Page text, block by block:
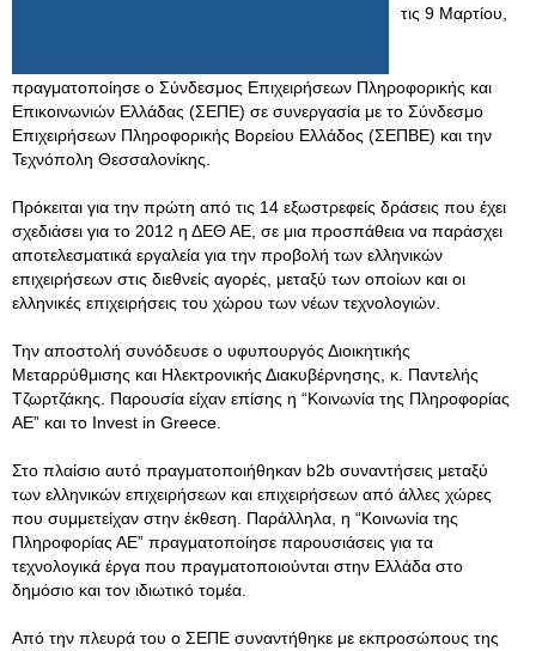
τις 9 Μαρτίου,
πραγματοποίησε ο Σύνδεσμος Επιχειρήσεων Πληροφορικής και
Επικοινωνιών Ελλάδας (ΣΕΠΕ) σε συνεργασία με το Σύνδεσμο
Επιχειρήσεων Πληροφορικής Βορείου Ελλάδος (ΣΕΠΒΕ) και την
Τεχνόπολη Θεσσαλονίκης.
Πρόκειται για την πρώτη από τις 14 εξωστρεφείς δράσεις που έχει
σχεδιάσει για το 2012 η ΔΕΘ ΑΕ, σε μια προσπάθεια να παράσχει
αποτελεσματικά εργαλεία για την προβολή των ελληνικών
επιχειρήσεων στις διεθνείς αγορές, μεταξύ των οποίων και οι
ελληνικές επιχειρήσεις του χώρου των νέων τεχνολογιών.
Την αποστολή συνόδευσε ο υφυπουργός Διοικητικής
Μεταρρύθμισης και Ηλεκτρονικής Διακυβέρνησης, κ. Παντελής
Τζωρτζάκης. Παρουσία είχαν επίσης η “Κοινωνία της Πληροφορίας
ΑΕ” και το Invest in Greece.
Στο πλαίσιο αυτό πραγματοποιήθηκαν b2b συναντήσεις μεταξύ
των ελληνικών επιχειρήσεων και επιχειρήσεων από άλλες χώρες
που συμμετείχαν στην έκθεση. Παράλληλα, η “Κοινωνία της
Πληροφορίας ΑΕ” πραγματοποίησε παρουσιάσεις για τα
τεχνολογικά έργα που πραγματοποιούνται στην Ελλάδα στο
δημόσιο και τον ιδιωτικό τομέα.
Από την πλευρά του ο ΣΕΠΕ συναντήθηκε με εκπροσώπους της